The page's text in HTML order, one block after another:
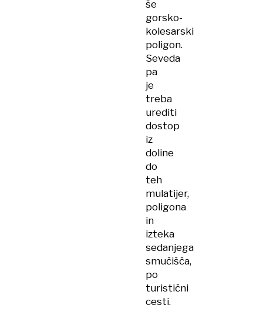
še
gorsko-
kolesarski
poligon.
Seveda
pa
je
treba
urediti
dostop
iz
doline
do
teh
mulatijer,
poligona
in
izteka
sedanjega
smučišča,
po
turistični
cesti.